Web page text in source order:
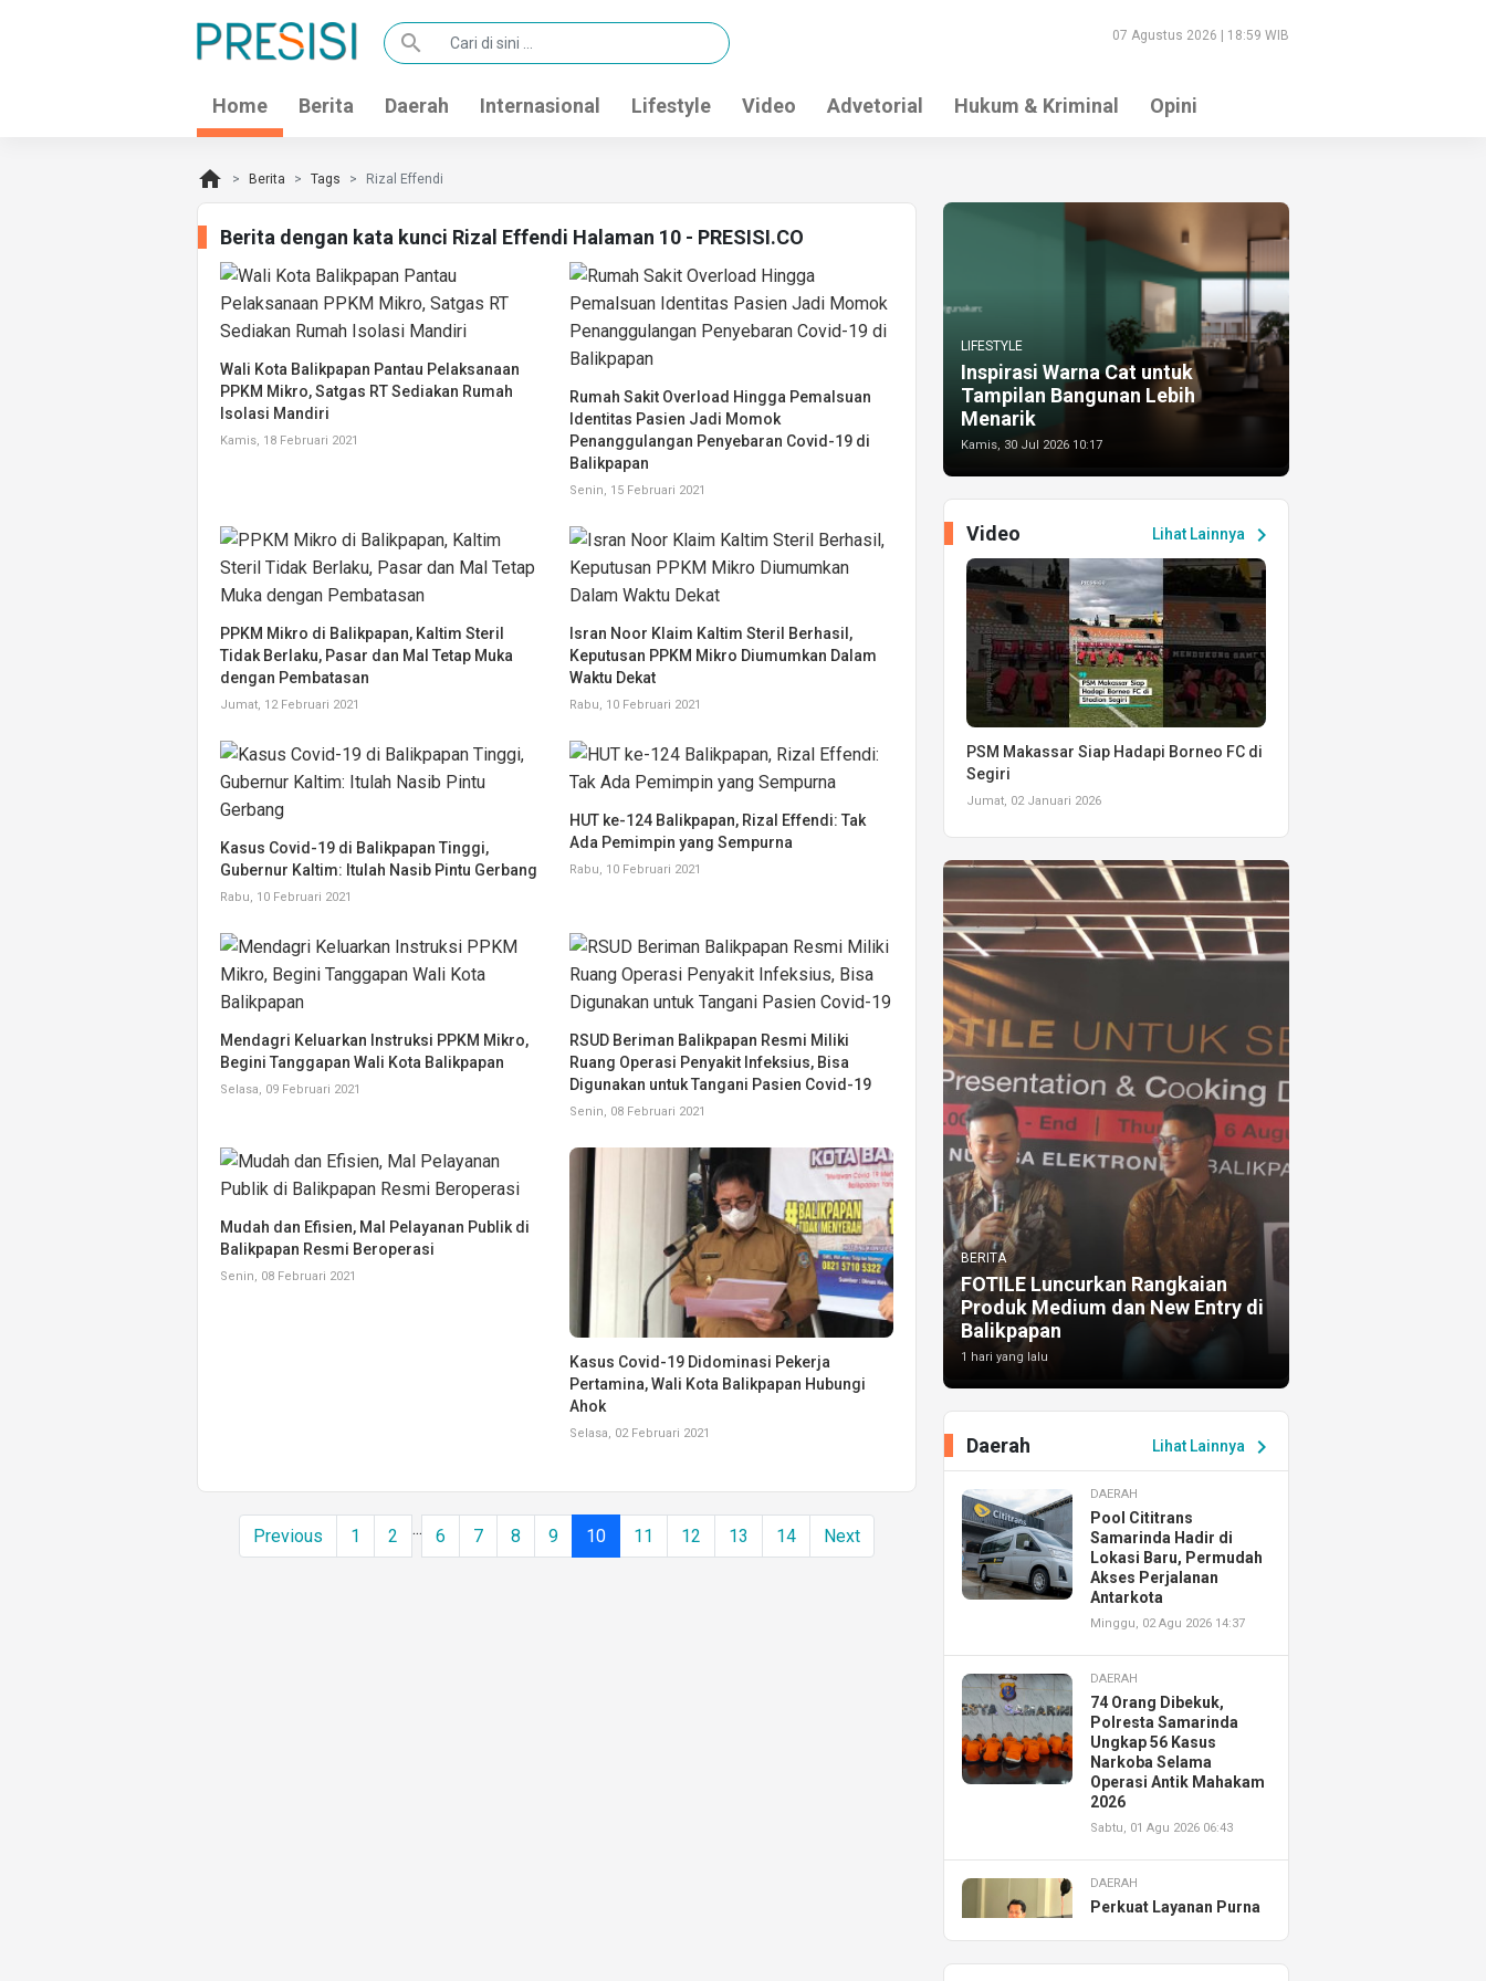
search 07 Agustus 2026 | 18:59 WIB
Home Berita Daerah Internasional Lifestyle Video Advetorial Hukum & Kriminal Opini
home Berita Tags Rizal Effendi
Berita dengan kata kunci Rizal Effendi Halaman 10 - PRESISI.CO
Wali Kota Balikpapan Pantau Pelaksanaan
PPKM Mikro, Satgas RT Sediakan Rumah
Isolasi Mandiri
Kamis, 18 Februari 2021
Rumah Sakit Overload Hingga Pemalsuan
Identitas Pasien Jadi Momok
Penanggulangan Penyebaran Covid-19 di
Balikpapan
Senin, 15 Februari 2021
PPKM Mikro di Balikpapan, Kaltim Steril
Tidak Berlaku, Pasar dan Mal Tetap Muka
dengan Pembatasan
Jumat, 12 Februari 2021
Isran Noor Klaim Kaltim Steril Berhasil,
Keputusan PPKM Mikro Diumumkan Dalam
Waktu Dekat
Rabu, 10 Februari 2021
Kasus Covid-19 di Balikpapan Tinggi,
Gubernur Kaltim: Itulah Nasib Pintu Gerbang
Rabu, 10 Februari 2021
HUT ke-124 Balikpapan, Rizal Effendi: Tak
Ada Pemimpin yang Sempurna
Rabu, 10 Februari 2021
Mendagri Keluarkan Instruksi PPKM Mikro,
Begini Tanggapan Wali Kota Balikpapan
Selasa, 09 Februari 2021
RSUD Beriman Balikpapan Resmi Miliki
Ruang Operasi Penyakit Infeksius, Bisa
Digunakan untuk Tangani Pasien Covid-19
Senin, 08 Februari 2021
Mudah dan Efisien, Mal Pelayanan Publik di
Balikpapan Resmi Beroperasi
Senin, 08 Februari 2021
Kasus Covid-19 Didominasi Pekerja
Pertamina, Wali Kota Balikpapan Hubungi
Ahok
Selasa, 02 Februari 2021
Previous 1 2 ... 6 7 8 9 10 11 12 13 14 Next
LIFESTYLE
Inspirasi Warna Cat untuk
Tampilan Bangunan Lebih
Menarik
Kamis, 30 Jul 2026 10:17
Lihat Lainnya chevron_right
Video
PSM Makassar Siap Hadapi Borneo FC di
Segiri
Jumat, 02 Januari 2026
BERITA
FOTILE Luncurkan Rangkaian
Produk Medium dan New Entry di
Balikpapan
1 hari yang lalu
Lihat Lainnya chevron_right
Daerah
DAERAH
Pool Cititrans
Samarinda Hadir di
Lokasi Baru, Permudah
Akses Perjalanan
Antarkota
Minggu, 02 Agu 2026 14:37
DAERAH
74 Orang Dibekuk,
Polresta Samarinda
Ungkap 56 Kasus
Narkoba Selama
Operasi Antik Mahakam
2026
Sabtu, 01 Agu 2026 06:43
DAERAH
Perkuat Layanan Purna
Resmikan AHASS